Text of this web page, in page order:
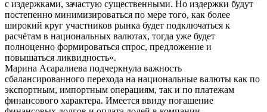
с издержками, зачастую существенными. Но издержки будут
постепенно минимизироваться по мере того, как более
широкий круг участников рынка будет подключаться к
расчётам в национальных валютах, тогда уже будет
полноценно формироваться спрос, предложение и
повышаться ликвидность».
Марина Асаралиева подчеркнула важность
сбалансированного перехода на национальные валюты как по
экспортным, импортным операциям, так и по платежам
финансового характера. Имеется ввиду погашение